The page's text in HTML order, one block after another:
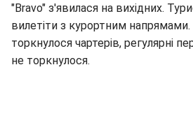
"Bravo" з'явилася на вихідних.
вилетіти з курортним
торкнулося чартерів, регулярні
не торкнулося.